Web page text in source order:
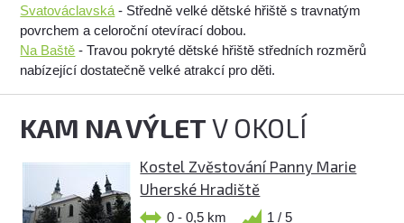
Svatováclavská - Středně velké dětské hřiště s travnatým
povrchem a celoroční otevírací dobou.
Na Baště - Travou pokryté dětské hřiště středních rozměrů
nabízející dostatečně velké atrakcí pro děti.
KAM NA VÝLETV OKOLÍ
Kostel Zvěstování Panny Marie
Uherské Hradiště
0 - 0,5 km 1 / 5